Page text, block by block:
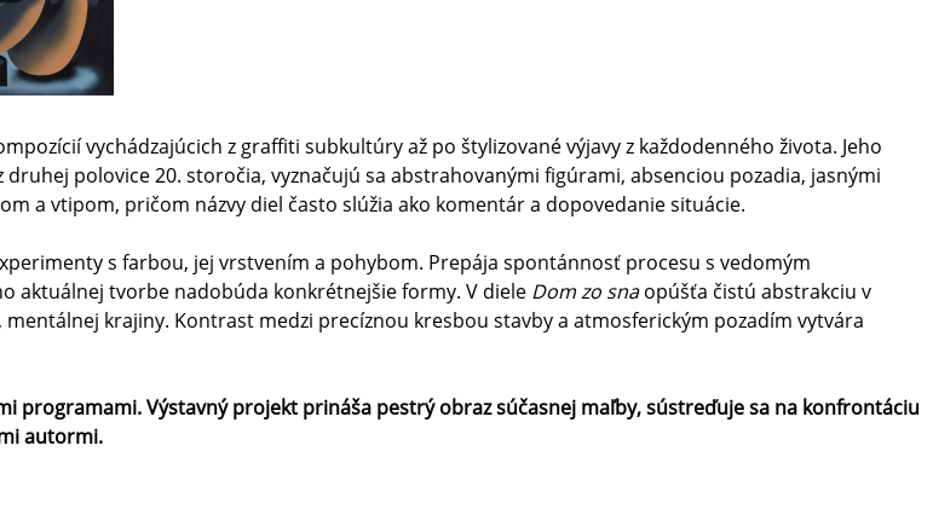
vychádzajúcich z graffiti subkultúry až po štylizované výjavy z každodenného života. Jeho
polovice 20. storočia, vyznačujú sa abstrahovanými figúrami, absenciou pozadia, jasnými
a vtipom, pričom názvy diel často slúžia ako komentár a dopovedanie situácie.
s farbou, jej vrstvením a pohybom. Prepája spontánnosť procesu s vedomým
aktuálnej tvorbe nadobúda konkrétnejšie formy. V diele Dom zo snaopúšťa čistú abstrakciu v
krajiny. Kontrast medzi precíznou kresbou stavby a atmosferickým pozadím vytvára
programami. Výstavný projekt prináša pestrý obraz súčasnej maľby, sústreďuje sa na konfrontáciu
autormi.